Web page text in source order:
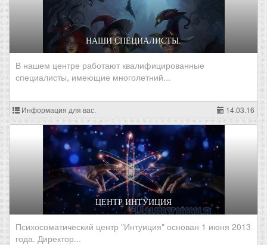
НАШИ СПЕЦИАЛИСТЫ.
В нашем центре работают квалифицированные
специалисты, имеющие многолетний...
Информация для вас. 14.03.16
ЦЕНТР ИНТУИЦИЯ
Психосоматический центр "Интуиция" основан 1 июня 2013
года. Директор...